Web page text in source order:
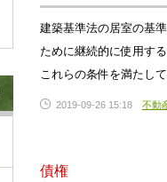
建築基準法の居室の基
ために継続的に使用す
これらの条件を満たし
2019-09-26 15:18 不動
債権